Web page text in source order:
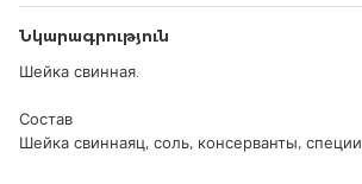
Նկարագրություն
Шейка свинная.
Состав
Шейка свиннаяц, соль, консерванты, специи.